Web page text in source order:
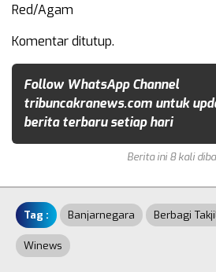
Red/Agam
Komentar ditutup.
Follow WhatsApp Channel
tribuncakranews.com untuk
berita terbaru setiap hari
Berita ini 8 kali
Tag : Banjarnegara Berbagi
Winews